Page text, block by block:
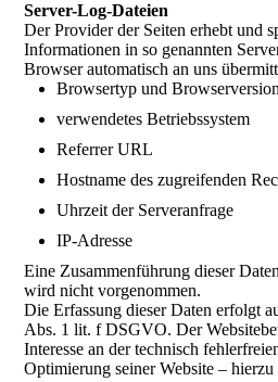
Server-Log-Dateien
Der Provider der Seiten erhebt und
Informationen in so genannten
Browser automatisch an uns
Browsertyp und Browserversion
verwendetes Betriebssystem
Referrer URL
Hostname des zugreifenden
Uhrzeit der Serveranfrage
IP-Adresse
Eine Zusammenführung dieser
wird nicht vorgenommen.
Die Erfassung dieser Daten erfolgt
Abs. 1 lit. f DSGVO. Der
Interesse an der technisch
Optimierung seiner Website –